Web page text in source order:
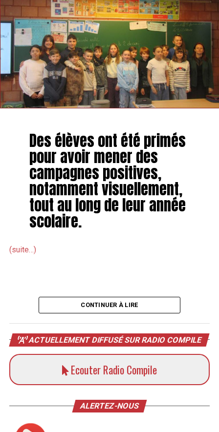
Des élèves ont été primés
pour avoir mener des
campagnes positives,
notamment visuellement,
tout au long de leur année
scolaire.
(suite…)
CONTINUER À LIRE
ACTUELLEMENT DIFFUSÉ SUR RADIO COMPILE
Ecouter Radio Compile
ALERTEZ-NOUS